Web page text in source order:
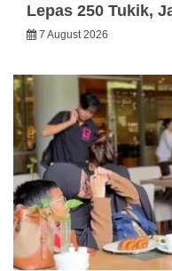
Lepas 250 Tukik,
7 August 2026